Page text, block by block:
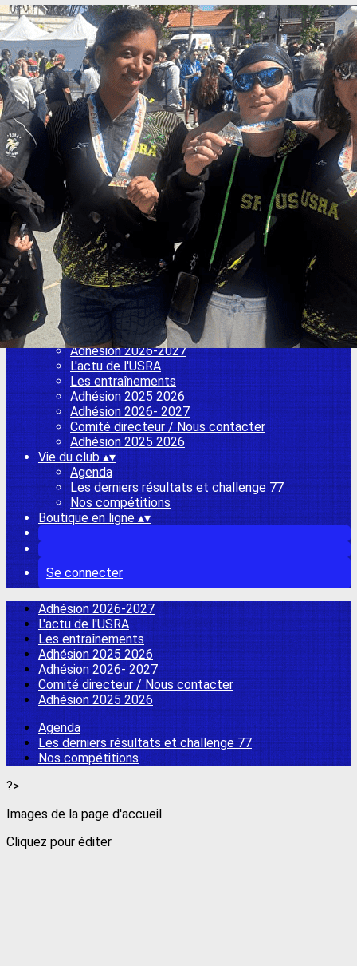
Exporter les lignes sélectionnées
Exporter toutes les colonnes
Exporter uniquement les colonnes affichées
Menu
<
>
Adhésion 2026-2027
L'actu de l'USRA
Les entraînements
Adhésion 2025 2026
Adhésion 2026- 2027
Comité directeur / Nous contacter
Adhésion 2025 2026
Ajoutez un logo, un bouton, des réseaux sociaux
Cliquez pour éditer
L'USR Athlétisme▴▾
Adhésion 2026-2027
L'actu de l'USRA
Les entraînements
Adhésion 2025 2026
Adhésion 2026- 2027
Comité directeur / Nous contacter
Adhésion 2025 2026
Vie du club▴▾
Agenda
Les derniers résultats et challenge 77
Nos compétitions
Boutique en ligne▴▾
Se connecter
Adhésion 2026-2027
L'actu de l'USRA
Les entraînements
Adhésion 2025 2026
Adhésion 2026- 2027
Comité directeur / Nous contacter
Adhésion 2025 2026
Agenda
Les derniers résultats et challenge 77
Nos compétitions
?>
Images de la page d'accueil
Cliquez pour éditer